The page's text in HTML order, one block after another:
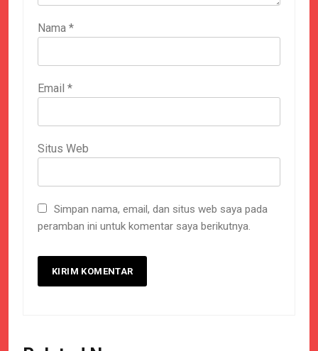
Nama *
Email *
Situs Web
Simpan nama, email, dan situs web saya pada
peramban ini untuk komentar saya berikutnya.